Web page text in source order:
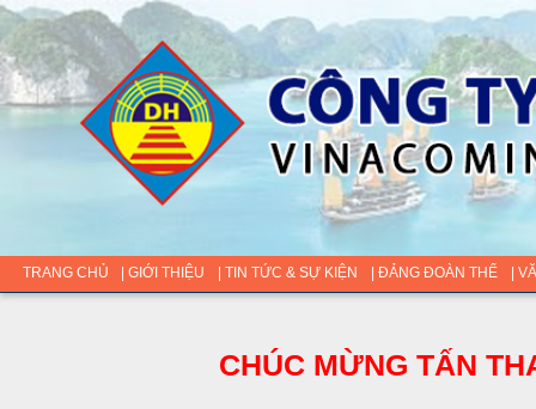
TRANG CHỦ | GIỚI THIỆU | TIN TỨC & SỰ KIỆN | ĐẢNG ĐOÀN THỂ |
CHÚC MỪNG TẤN